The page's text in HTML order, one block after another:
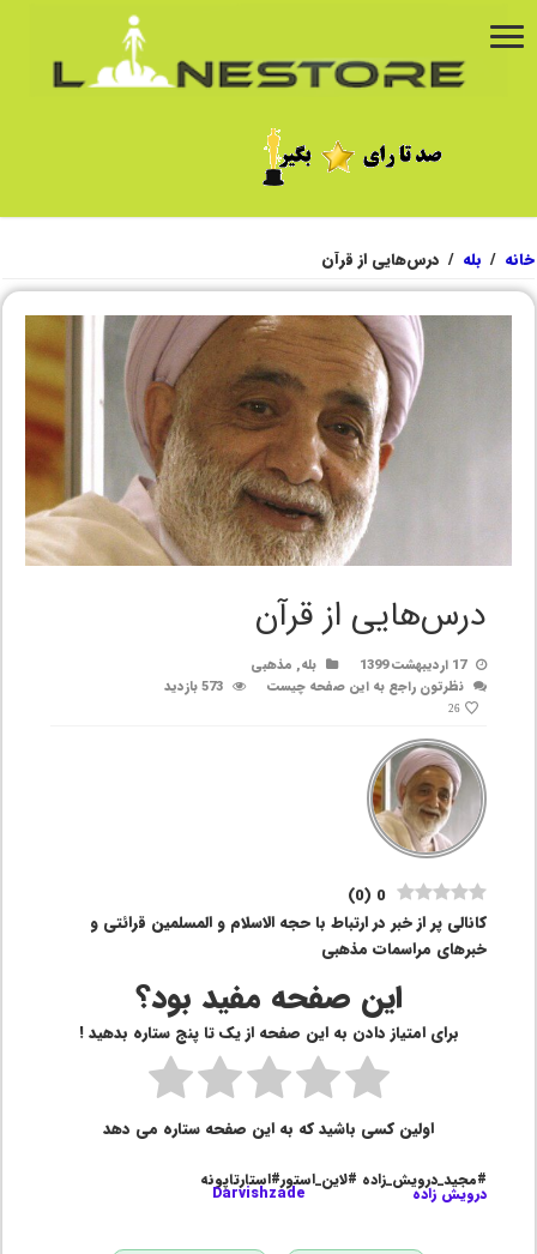
خانه / بله / درس‌هایی از قرآن
درس‌هایی از قرآن
17 اردیبهشت 1399 بله, مذهبی
نظرتون راجع به این صفحه چیست
573 بازدید
26
0
(
0
)
کانالی پر از خبر در ارتباط با حجه‌ الاسلام و المسلمین قرائتی و
خبرهای مراسمات مذهبی
این صفحه مفید بود؟
برای امتیاز دادن به این صفحه از یک تا پنج ستاره بدهید !
اولین کسی باشید که به این صفحه ستاره می دهد
#مجید_درویش_زاده #لاین_استور#استارتاپونه
درویش زاده Darvishzade